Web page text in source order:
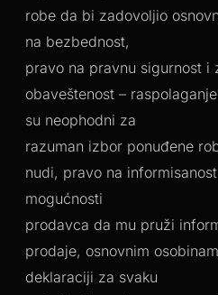
robe da bi zadovoljio
na bezbednost,
pravo na pravnu sigurnost i
obaveštenost –
su neophodni za
razuman izbor ponuđene
nudi, pravo na
mogućnosti
prodavca da mu pruži
prodaje, osnovnim
deklaraciji za svaku